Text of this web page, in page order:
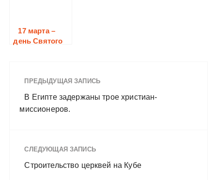
17 марта –
день Святого
ПРЕДЫДУЩАЯ ЗАПИСЬ
В Египте задержаны трое христиан-
миссионеров.
СЛЕДУЮЩАЯ ЗАПИСЬ
Строительство церквей на Кубе